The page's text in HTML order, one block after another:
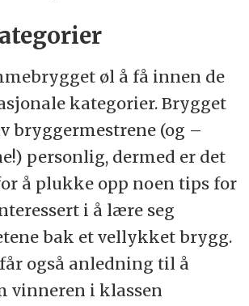
øl å få innen de
kategorier. Brygget
bryggermestrene (og –
personlig, dermed er det
å plukke opp noen tips for
i å lære seg
bak et vellykket brygg.
også anledning til å
vinneren i klassen